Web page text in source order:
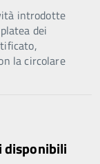
introdotte
dei
la circolare
disponibili